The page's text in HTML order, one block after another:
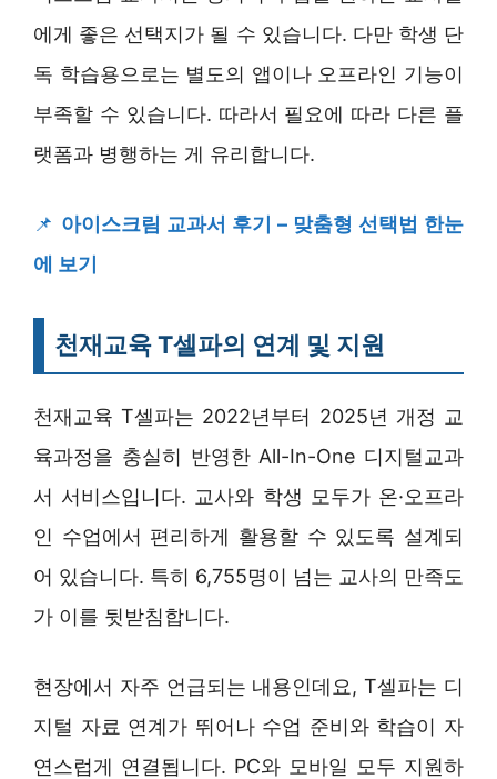
에게 좋은 선택지가 될 수 있습니다. 다만 학생 단
독 학습용으로는 별도의 앱이나 오프라인 기능이
부족할 수 있습니다. 따라서 필요에 따라 다른 플
랫폼과 병행하는 게 유리합니다.
📌 아이스크림 교과서 후기 – 맞춤형 선택법 한눈
에 보기
천재교육 T셀파의 연계 및 지원
천재교육 T셀파는 2022년부터 2025년 개정 교
육과정을 충실히 반영한 All-In-One 디지털교과
서 서비스입니다. 교사와 학생 모두가 온·오프라
인 수업에서 편리하게 활용할 수 있도록 설계되
어 있습니다. 특히 6,755명이 넘는 교사의 만족도
가 이를 뒷받침합니다.
현장에서 자주 언급되는 내용인데요, T셀파는 디
지털 자료 연계가 뛰어나 수업 준비와 학습이 자
연스럽게 연결됩니다. PC와 모바일 모두 지원하